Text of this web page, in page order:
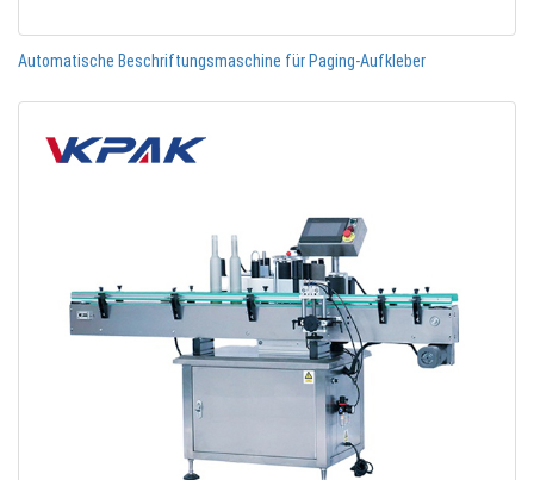
Automatische Beschriftungsmaschine für Paging-Aufkleber